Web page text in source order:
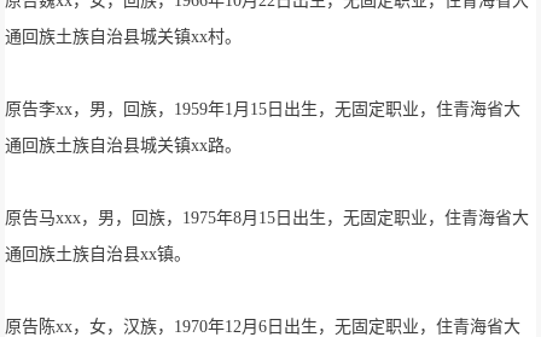
通回族土族自治县城关镇xx村。
原告李xx，男，回族，1959年1月15日出生，无固定职业，住青海省大
通回族土族自治县城关镇xx路。
原告马xxx，男，回族，1975年8月15日出生，无固定职业，住青海省大
通回族土族自治县xx镇。
原告陈xx，女，汉族，1970年12月6日出生，无固定职业，住青海省大